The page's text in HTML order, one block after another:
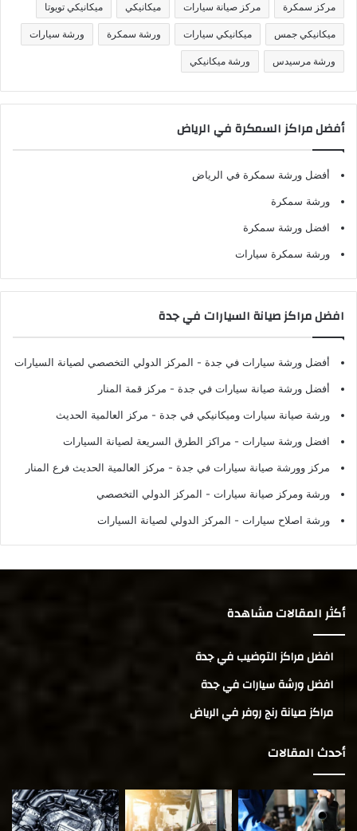
مركز سمكرة مركز صيانة سيارات ميكانيكي ميكانيكي تويوتا
ميكانيكي جمس ميكانيكي سيارات ورشة سمكرة ورشة سيارات
ورشة مرسيدس ورشة ميكانيكي
أفضل مراكز السمكرة في الرياض
أفضل ورشة سمكرة في الرياض
ورشة سمكرة
افضل ورشة سمكرة
ورشة سمكرة سيارات
افضل مراكز صيانة السيارات في جدة
أفضل ورشة سيارات في جدة - المركز الدولي التخصصي لصيانة السيارات
أفضل ورشة صيانة سيارات في جدة - مركز قمة المنار
ورشة صيانة سيارات وميكانيكي في جدة - مركز العالمية الحديث
افضل ورشة سيارات - مراكز الطرق السريعة لصيانة السيارات
مركز وورشة صيانة سيارات في جدة - مركز العالمية الحديث فرع المنار
ورشة ومركز صيانة سيارات - المركز الدولي التخصصي
ورشة اصلاح سيارات - المركز الدولي لصيانة السيارات
أكثر المقالات مشاهدة
افضل مراكز التوضيب في جدة
افضل ورشة سيارات في جدة
مراكز صيانة رنج روفر في الرياض
أحدث المقالات